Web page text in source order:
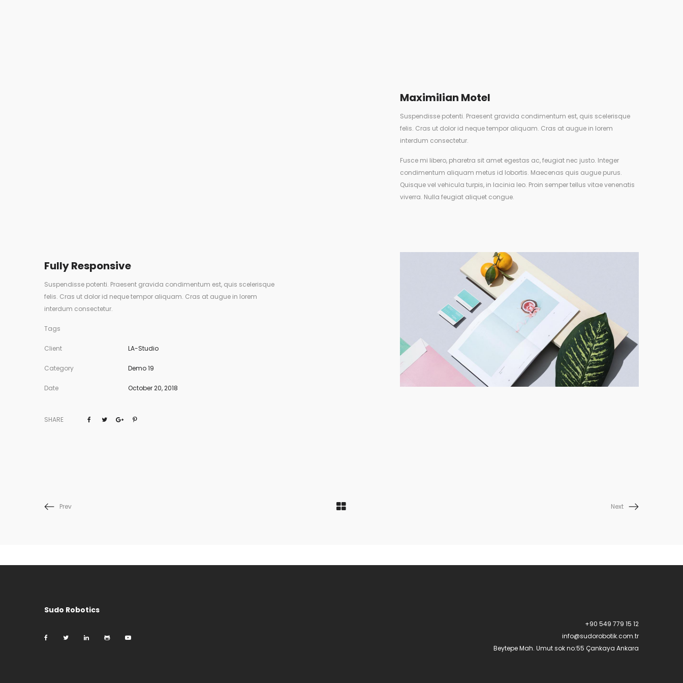
Maximilian Motel
Suspendisse potenti. Praesent gravida condimentum est, quis scelerisque
felis. Cras ut dolor id neque tempor aliquam. Cras at augue in lorem
interdum consectetur.
Fusce mi libero, pharetra sit amet egestas ac, feugiat nec justo. Integer
condimentum aliquam metus id lobortis. Maecenas quis augue purus.
Quisque vel vehicula turpis, in lacinia leo. Proin semper tellus vitae venenatis
viverra. Nulla feugiat aliquet congue.
Fully Responsive
Suspendisse potenti. Praesent gravida condimentum est, quis scelerisque
felis. Cras ut dolor id neque tempor aliquam. Cras at augue in lorem
interdum consectetur.
Tags
Client LA-Studio
Category Demo 19
Date October 20, 2018
SHARE
Prev Next
Sudo Robotics
+90 549 779 15 12
info@sudorobotik.com.tr
Beytepe Mah. Umut sok no:55 Çankaya Ankara